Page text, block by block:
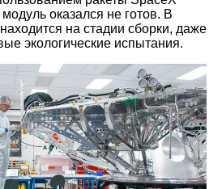
оказался не готов. В
на стадии сборки, даже
экологические испытания.